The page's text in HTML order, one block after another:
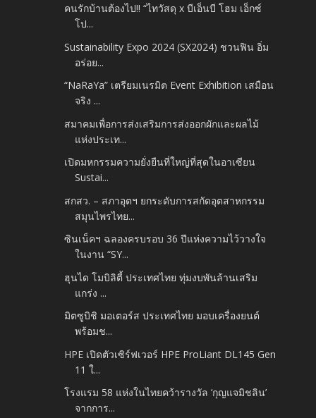
คนรักบ้านต้องไป!! “ไทวัสดุ x บีเอ็นบี โฮม เอ็กซ์
โป...
Sustainability Expo 2024 (SX2024) ชวนฟิน อิ่ม
อร่อย...
“NaRaYa” เตรียมเนรมิต Event Exhibition เสมือน
จริง ...
สมาคมเพื่อการส่งเสริมการส่งออกผักและผลไม้
แห่งประเท...
เปิดมหกรรมความยั่งยืนที่ใหญ่ที่สุดในอาเซียน
Sustai...
สกสว. – สภาอุตฯ ยกระดับการสกัดอุตสาหกรรม
สมุนไพรไทย...
ซินเน็คฯ ฉลองครบรอบ 36 ปีแห่งความไว้วางใจ
ในงาน “SY...
ฮุนได โมบิลิตี้ ประเทศไทย ทุ่มงบพันล้านเสริม
แกร่ง ...
มิตซูบิชิ มอเตอร์ส ประเทศไทย มอบเครื่องยนต์
พร้อมช...
HPE เปิดตัวเซิร์ฟเวอร์ HPE ProLiant DL145 Gen
11 ใ...
โรงแรม 58 แห่งในไทยคว้ารางวัล ‘กุญแจมิชลิน’
จากการ...